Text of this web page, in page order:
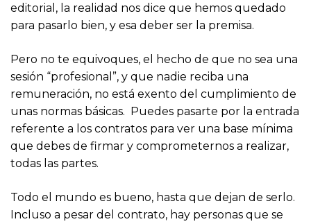
editorial, la realidad nos dice que hemos quedado
para pasarlo bien, y esa deber ser la premisa.
Pero no te equivoques, el hecho de que no sea una
sesión “profesional”, y que nadie reciba una
remuneración, no está exento del cumplimiento de
unas normas básicas. Puedes pasarte por la entrada
referente a los contratos para ver una base mínima
que debes de firmar y comprometernos a realizar,
todas las partes.
Todo el mundo es bueno, hasta que dejan de serlo.
Incluso a pesar del contrato, hay personas que se